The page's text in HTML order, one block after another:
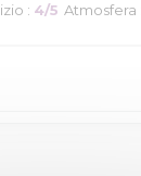
: 4/5 Atmosfera